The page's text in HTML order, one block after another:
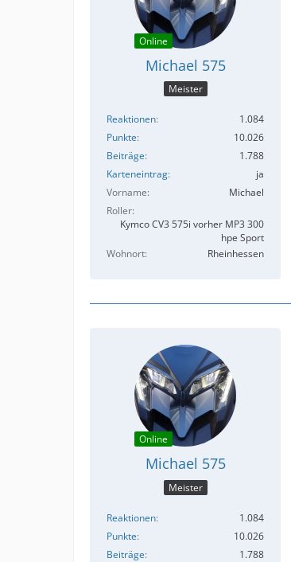
Online
Michael 575
Meister
Reaktionen
1.084
Punkte
10.026
Beiträge
1.788
Karteneintrag
ja
Vorname
Michael
Roller
Kymco CV3 575i vorher MP3 300
hpe Sport
Wohnort
Rheinhessen
Online
Michael 575
Meister
Reaktionen
1.084
Punkte
10.026
Beiträge
1.788